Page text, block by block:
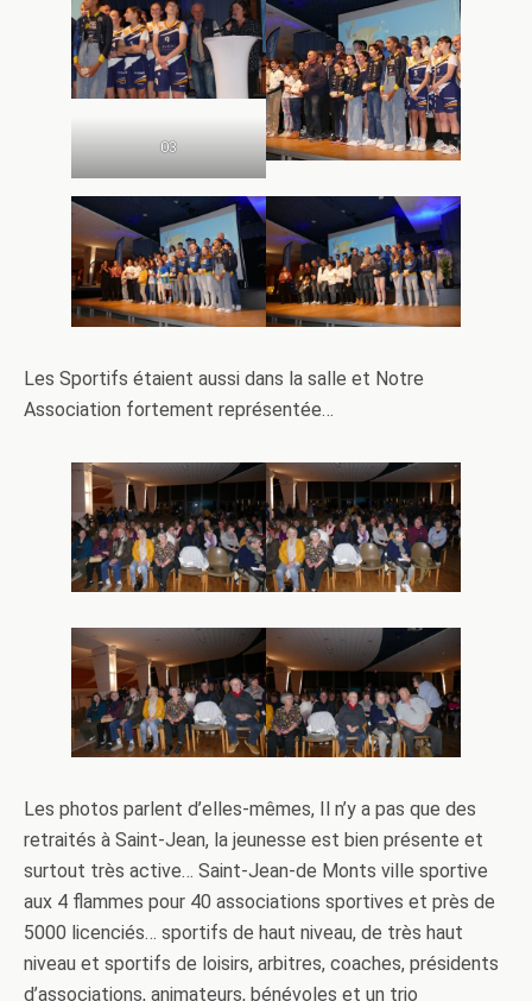
03
Les Sportifs étaient aussi dans la salle et Notre
Association fortement représentée…
Les photos parlent d’elles-mêmes, Il n’y a pas que des
retraités à Saint-Jean, la jeunesse est bien présente et
surtout très active… Saint-Jean-de Monts ville sportive
aux 4 flammes pour 40 associations sportives et près de
5000 licenciés… sportifs de haut niveau, de très haut
niveau et sportifs de loisirs, arbitres, coaches, présidents
d’associations, animateurs, bénévoles et un trio